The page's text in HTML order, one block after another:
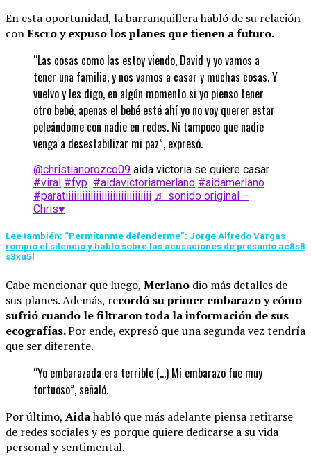
En esta oportunidad, la barranquillera habló de su relación
conEscro y expuso los planes que tienen a futuro.
“Las cosas como las estoy viendo, David y yo vamos a
tener una familia, y nos vamos a casar y muchas cosas. Y
vuelvo y les digo, en algún momento si yo pienso tener
otro bebé, apenas el bebé esté ahí yo no voy querer estar
peleándome con nadie en redes. Ni tampoco que nadie
venga a desestabilizar mi paz”, expresó.
@christianorozco09 aida victoria se quiere casar
#viral #fyp #aidavictoriamerlano #aidamerlano
#paratiiiiiiiiiiiiiiiiiiiiiiiiiiiiiii ♬ sonido original –
Chris♥️
Lee también: “Permítanme defenderme”: Jorge Alfredo Vargas
rompió el silencio y habló sobre las acusaciones de presunto ac8s8
s3xu5l
Cabe mencionar que luego, Merlano dio más detalles de
sus planes. Además, recordó su primer embarazo y cómo
sufrió cuando le filtraron toda la información de sus
ecografías.Por ende, expresó que una segunda vez tendría
que ser diferente.
“Yo embarazada era terrible (…) Mi embarazo fue muy
tortuoso”, señaló.
Por último, Aidahabló que más adelante piensa retirarse
de redes sociales y es porque quiere dedicarse a su vida
personal y sentimental.